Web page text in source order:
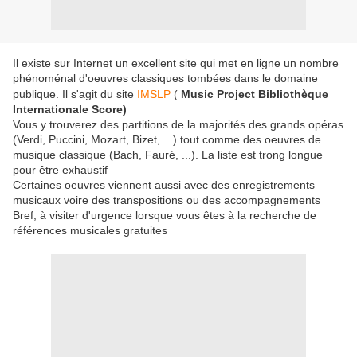
Il existe sur Internet un excellent site qui met en ligne un nombre
phénoménal d'oeuvres classiques tombées dans le domaine
publique. Il s'agit du site IMSLP ( Music Project Bibliothèque
Internationale Score)
Vous y trouverez des partitions de la majorités des grands opéras
(Verdi, Puccini, Mozart, Bizet, ...) tout comme des oeuvres de
musique classique (Bach, Fauré, ...). La liste est trong longue
pour être exhaustif
Certaines oeuvres viennent aussi avec des enregistrements
musicaux voire des transpositions ou des accompagnements
Bref, à visiter d'urgence lorsque vous êtes à la recherche de
références musicales gratuites